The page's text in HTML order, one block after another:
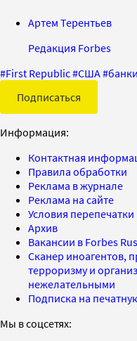
Артем Терентьев
Редакция Forbes
#First Republic#США#
Подписаться
Информация:
Контактная
Правила обработки
Реклама в журнале
Реклама на сайте
Условия перепечатки
Архив
Вакансии в Forbes
Сканер иноагентов,
терроризму и
нежелательными
Подписка на
Мы в соцсетях: